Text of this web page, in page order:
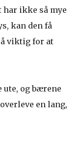
har ikke så mye
kan den få
viktig for at
ute, og bærene
en lang,